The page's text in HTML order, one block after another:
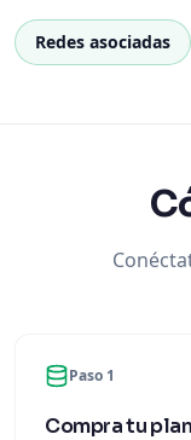
Redes asociadas
Paso 1
Compra tu plan